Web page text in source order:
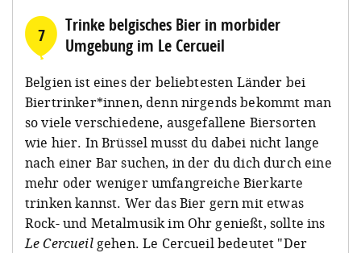
7
Trinke belgisches Bier in morbider
Umgebung im Le Cercueil
Belgien ist eines der beliebtesten Länder bei
Biertrinker*innen, denn nirgends bekommt man
so viele verschiedene, ausgefallene Biersorten
wie hier. In Brüssel musst du dabei nicht lange
nach einer Bar suchen, in der du dich durch eine
mehr oder weniger umfangreiche Bierkarte
trinken kannst. Wer das Bier gern mit etwas
Rock- und Metalmusik im Ohr genießt, sollte ins
Le Cercueil gehen. Le Cercueil bedeutet "Der